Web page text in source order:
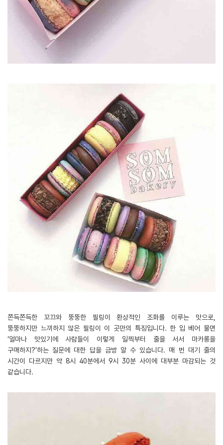
쫀득쫀득한 꼬끄와 뚱뚱한 필링이 환상적인 조화를 이루는 맛으로,
뚱뚱하지만 느끼하지 않은 필링이 이 곳만의 특징입니다. 한 입 베어 물면
‘얼마나 맛있기에 사람들이 이렇게 일찍부터 줄을 서서 마카롱을
구매하지?’하는 질문에 대한 답을 금방 알 수 있습니다. 매 번 대기 줄의
시간이 다르지만 약 8시 40분에서 9시 30분 사이에 대부분 마감되는 것
같습니다.